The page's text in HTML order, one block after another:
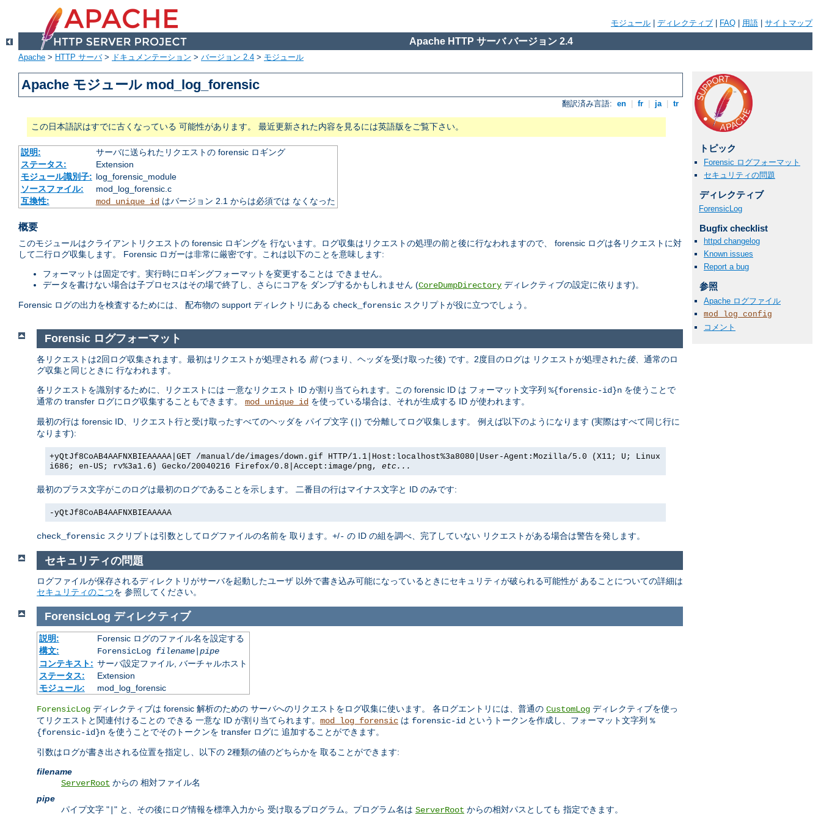
モジュール ディレクティブ FAQ 用語 サイトマップ
Apache HTTP サーバ バージョン 2.4
Apache > HTTP サーバ> ドキュメンテーション > バージョン 2.4 > モジュール
Apache モジュール mod_log_forensic
翻訳済み言語: en fr ja tr
この日本語訳はすでに古くなっている 可能性があります。 最近更新された内容を見るには英語版をご覧下さい。
説明:
サーバに送られたリクエストの forensic ロギング
ステータス:
Extension
モジュール識別子: log_forensic_module
ソースファイル:
mod_log_forensic.c
互換性:
mod_unique_idはバージョン 2.1 からは必須では なくなった
概要
このモジュールはクライアントリクエストの forensic ロギングを 行ないます。ログ収集はリクエストの処理の前と後に行なわれますので、 forensic ログは各リクエストに対
して二行ログ収集します。 Forensic ロガーは非常に厳密です。これは以下のことを意味します:
フォーマットは固定です。実行時にロギングフォーマットを変更することは できません。
データを書けない場合は子プロセスはその場で終了し、さらにコアを ダンプするかもしれません (CoreDumpDirectory ディレクティブの設定に依ります)。
Forensic ログの出力を検査するためには、 配布物の support ディレクトリにある check_forensic スクリプトが役に立つでしょう。
トピック
Forensic ログフォーマット
セキュリティの問題
ディレクティブ
ForensicLog
Bugfix checklist
httpd changelog
Known issues
Report a bug
参照
Apache ログファイル
mod_log_config
コメント
Forensic ログフォーマット
各リクエストは2回ログ収集されます。最初はリクエストが処理される 前(つまり、ヘッダを受け取った後) です。2度目のログは リクエストが処理された後、通常のロ
グ収集と同じときに 行なわれます。
各リクエストを識別するために、リクエストには 一意なリクエスト ID が割り当てられます。この forensic ID は フォーマット文字列 %{forensic-id}n を使うことで
通常の transfer ログにログ収集することもできます。 mod_unique_id を使っている場合は、それが生成する ID が使われます。
最初の行は forensic ID、リクエスト行と受け取ったすべてのヘッダを パイプ文字 ( ) で分離してログ収集します。 例えば以下のようになります (実際はすべて同じ行に
なります):
+yQtJf8CoAB4AAFNXBIEAAAAA|GET /manual/de/images/down.gif HTTP/1.1|Host:localhost%3a8080|User-Agent:Mozilla/5.0 (X11; U; Linux
i686; en-US; rv%3a1.6) Gecko/20040216 Firefox/0.8|Accept:image/png, etc...
最初のプラス文字がこのログは最初のログであることを示します。 二番目の行はマイナス文字と ID のみです:
-yQtJf8CoAB4AAFNXBIEAAAAA
check_forensic スクリプトは引数としてログファイルの名前を 取ります。 +/- の ID の組を調べ、完了していない リクエストがある場合は警告を発します。
セキュリティの問題
ログファイルが保存されるディレクトリがサーバを起動したユーザ 以外で書き込み可能になっているときにセキュリティが破られる可能性が あることについての詳細は
セキュリティのこつを 参照してください。
ForensicLog ディレクティブ
説明:
Forensic ログのファイル名を設定する
構文:
ForensicLog filename| pipe
コンテキスト: サーバ設定ファイル, バーチャルホスト
ステータス:
Extension
モジュール:
mod_log_forensic
ForensicLog ディレクティブは forensic 解析のための サーバへのリクエストをログ収集に使います。 各ログエントリには、普通の CustomLog ディレクティブを使っ
てリクエストと関連付けることの できる 一意な ID が割り当てられます。 mod_log_forensic は forensic-id というトークンを作成し、フォーマット文字列 %
{forensic-id}n を使うことでそのトークンを transfer ログに 追加することができます。
引数はログが書き出される位置を指定し、以下の 2種類の値のどちらかを 取ることができます:
filename
ServerRoot からの 相対ファイル名
pipe
パイプ文字 " " と、その後にログ情報を標準入力から 受け取るプログラム。プログラム名は ServerRoot からの相対パスとしても 指定できます。